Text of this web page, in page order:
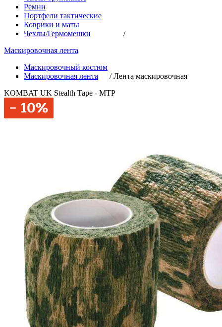
Ремни
Портфели тактические
Коврики и маты
Чехлы/Гермомешки
/
Маскировочная лента
Маскировочный костюм
Маскировочная лента
/Лента маскировочная
KOMBAT UK Stealth Tape - MTP